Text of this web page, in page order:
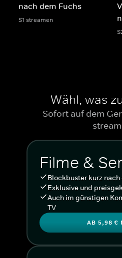
nach dem Fuchs
S1 streamen
Wähl, was
Sofort auf dem
Filme &
Blockbuster kurz nach
Exklusive und
Auch im günstigen
TV
AB 5,98 €